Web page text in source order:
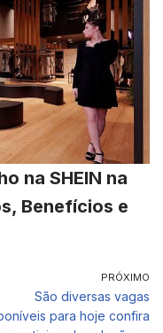
na SHEIN na
Benefícios e
PRÓXIMO
São diversas vagas
para hoje confira